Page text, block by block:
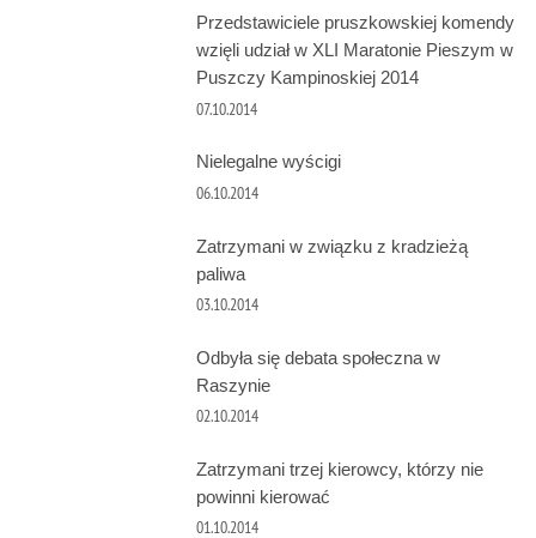
Przedstawiciele pruszkowskiej komendy
wzięli udział w XLI Maratonie Pieszym w
Puszczy Kampinoskiej 2014
07.10.2014
Nielegalne wyścigi
06.10.2014
Zatrzymani w związku z kradzieżą
paliwa
03.10.2014
Odbyła się debata społeczna w
Raszynie
02.10.2014
Zatrzymani trzej kierowcy, którzy nie
powinni kierować
01.10.2014